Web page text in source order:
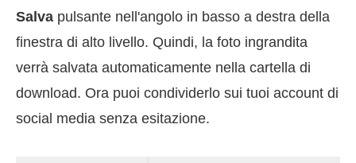
Salva pulsante nell'angolo in basso a destra della
finestra di alto livello. Quindi, la foto ingrandita
verrà salvata automaticamente nella cartella di
download. Ora puoi condividerlo sui tuoi account di
social media senza esitazione.